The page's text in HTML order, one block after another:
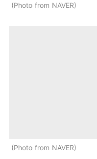
Photo from NAVER
Photo from NAVER